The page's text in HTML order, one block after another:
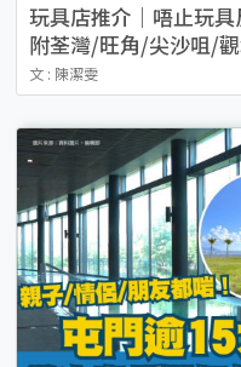
玩具店推介｜唔止玩
附荃灣/旺角/尖沙咀/
文 : 陳潔雯